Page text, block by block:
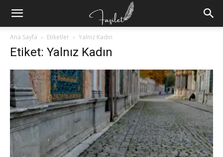
Ana Sayfa Etiketler Yalnız Kadın
Etiket: Yalnız Kadın